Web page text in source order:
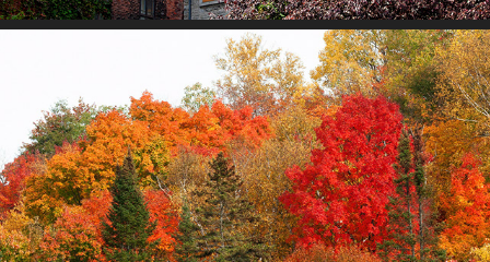
L'automne au Québec